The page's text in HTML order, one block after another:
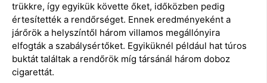
trükkre, így egyikük követte őket, időközben pedig
értesítették a rendőrséget. Ennek eredményeként a
járőrök a helyszíntől három villamos megállónyira
elfogták a szabálysértőket. Egyiküknél például hat túros
buktát találtak a rendőrök míg társánál három doboz
cigarettát.